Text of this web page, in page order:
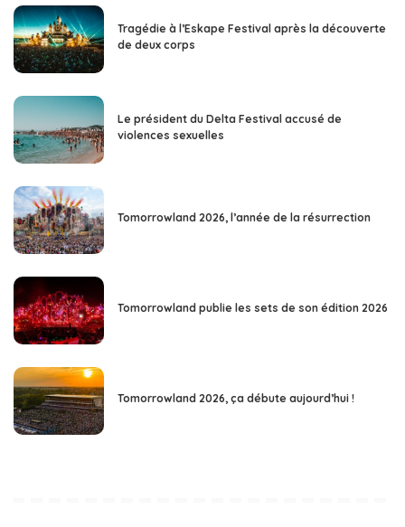
Tragédie à l’Eskape Festival après la découverte
de deux corps
Le président du Delta Festival accusé de
violences sexuelles
Tomorrowland 2026, l’année de la résurrection
Tomorrowland publie les sets de son édition 2026
Tomorrowland 2026, ça débute aujourd’hui !